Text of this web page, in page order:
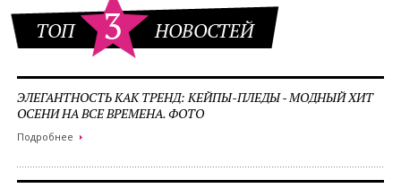
ТОП 3 НОВОСТЕЙ
ЭЛЕГАНТНОСТЬ КАК ТРЕНД: КЕЙПЫ-ПЛЕДЫ - МОДНЫЙ ХИТ
ОСЕНИ НА ВСЕ ВРЕМЕНА. ФОТО
Подробнее